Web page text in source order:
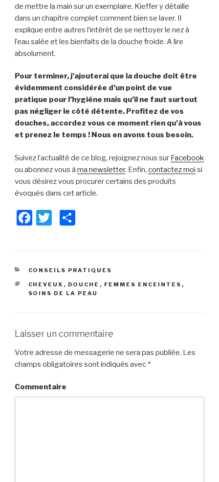
de mettre la main sur un exemplaire. Kieffer y détaille
dans un chapitre complet comment bien se laver. Il
explique entre autres l’intérêt de se nettoyer le nez à
l’eau salée et les bienfaits de la douche froide. A lire
absolument.
Pour terminer, j’ajouterai que la douche doit être
évidemment considérée d’un point de vue
pratique pour l’hygiène mais qu’il ne faut surtout
pas négliger le côté détente. Profitez de vos
douches, accordez vous ce moment rien qu’à vous
et prenez le temps ! Nous en avons tous besoin.
Suivez l’actualité de ce blog, rejoignez nous sur Facebook
ou abonnez vous à ma newsletter. Enfin, contactez moi si
vous désirez vous procurer certains des produits
évoqués dans cet article.
F
e
b
o
k
T
er g
er
CATÉGORIES
CONSEILS PRATIQUES
ÉTIQUETTES
CHEVEUX , DOUCHE , FEMMES ENCEINTES ,
SOINS DE LA PEAU
Laisser un commentaire
Votre adresse de messagerie ne sera pas publiée. Les
champs obligatoires sont indiqués avec *
Commentaire